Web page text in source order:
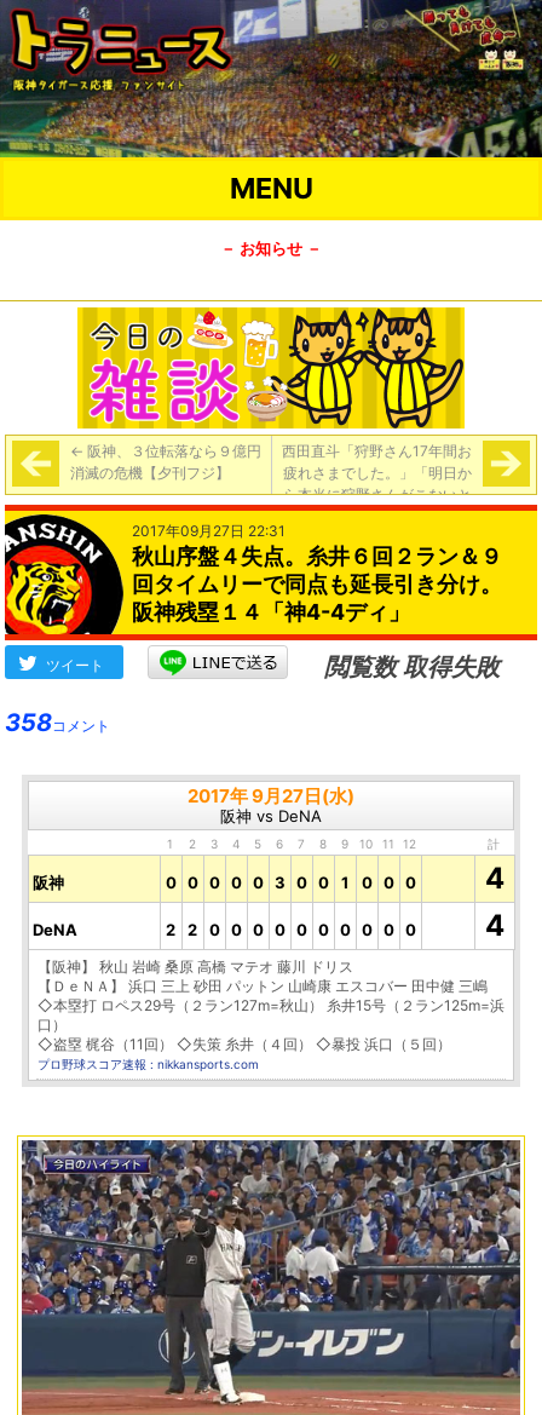
MENU
－ お知らせ －
← 阪神、３位転落なら９億円
消滅の危機【夕刊フジ】
西田直斗「狩野さん17年間お
疲れさまでした。」「明日か
ら本当に狩野さんがこないと
思うとまだへんな感じがしま
2017年09月27日 22:31
秋山序盤４失点。糸井６回２ラン＆９
回タイムリーで同点も延長引き分け。
阪神残塁１４「神4-4ディ」
ツイート
閲覧数 取得失敗
358コメント
2017年 9月27日(水)
阪神 vs DeNA
1 2 3 4 5 6 7 8 9 10 11 12 計
阪神 0 0 0 0 0 3 0 0 1 0 0 0 4
DeNA 2 2 0 0 0 0 0 0 0 0 0 0 4
【阪神】 秋山 岩崎 桑原 高橋 マテオ 藤川 ドリス
【ＤｅＮＡ】 浜口 三上 砂田 パットン 山崎康 エスコバー 田中健 三嶋
◇本塁打 ロペス29号（２ラン127m=秋山） 糸井15号（２ラン125m=浜
口）
◇盗塁 梶谷（11回） ◇失策 糸井（４回） ◇暴投 浜口（５回）
プロ野球スコア速報 : nikkansports.com